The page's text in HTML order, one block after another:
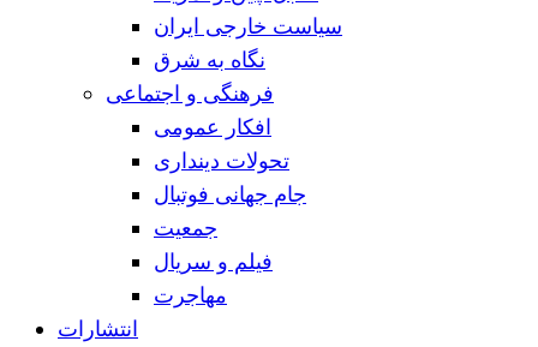
سیاست خارجی ایران
نگاه به شرق
فرهنگی و اجتماعی
افکار عمومی
تحولات دینداری
جام جهانی فوتبال
جمعیت
فیلم و سریال
مهاجرت
انتشارات